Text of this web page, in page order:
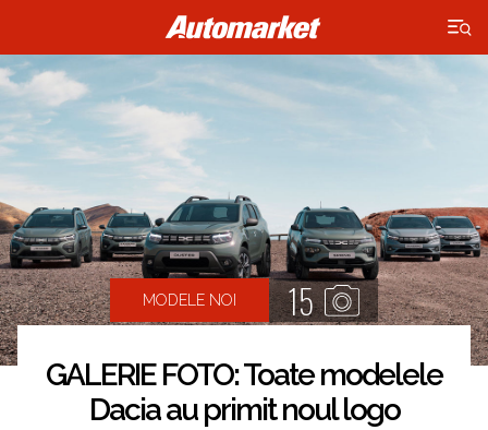
×
MODELE NOI 15
GALERIE FOTO: Toate modelele
Dacia au primit noul logo